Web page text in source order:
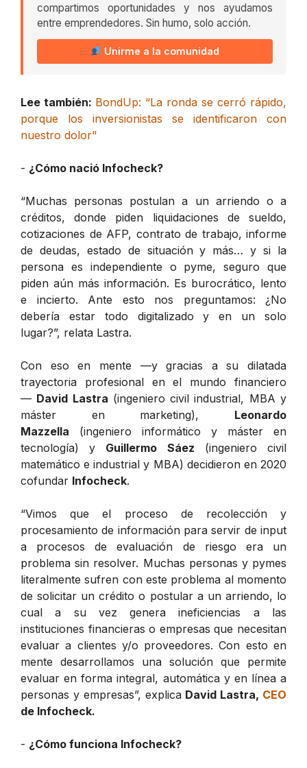
compartimos oportunidades y nos ayudamos
entre emprendedores. Sin humo, solo acción.
Unirme a la comunidad
Lee también: BondUp: “La ronda se cerró rápido,
porque los inversionistas se identificaron con
nuestro dolor"
- ¿Cómo nació Infocheck?
“Muchas personas postulan a un arriendo o a
créditos, donde piden liquidaciones de sueldo,
cotizaciones de AFP, contrato de trabajo, informe
de deudas, estado de situación y más… y si la
persona es independiente o pyme, seguro que
piden aún más información. Es burocrático, lento
e incierto. Ante esto nos preguntamos: ¿No
debería estar todo digitalizado y en un solo
lugar?”, relata Lastra.
Con eso en mente —y gracias a su dilatada
trayectoria profesional en el mundo financiero
— David Lastra (ingeniero civil industrial, MBA y
máster en marketing), Leonardo
Mazzella (ingeniero informático y máster en
tecnología) y Guillermo Sáez (ingeniero civil
matemático e industrial y MBA) decidieron en 2020
cofundar Infocheck.
“Vimos que el proceso de recolección y
procesamiento de información para servir de input
a procesos de evaluación de riesgo era un
problema sin resolver. Muchas personas y pymes
literalmente sufren con este problema al momento
de solicitar un crédito o postular a un arriendo, lo
cual a su vez genera ineficiencias a las
instituciones financieras o empresas que necesitan
evaluar a clientes y/o proveedores. Con esto en
mente desarrollamos una solución que permite
evaluar en forma integral, automática y en línea a
personas y empresas”, explica David Lastra, CEO
de Infocheck.
- ¿Cómo funciona Infocheck?